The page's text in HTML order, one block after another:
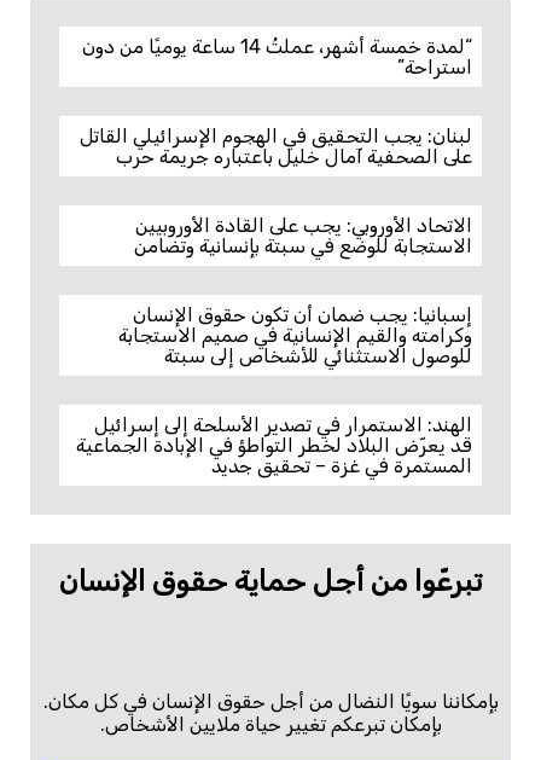
“لمدة خمسة أشهر، عملتُ 14 ساعة يوميًا من دون
استراحة”
لبنان: يجب التحقيق في الهجوم الإسرائيلي القاتل
على الصحفية آمال خليل باعتباره جريمة حرب
الاتحاد الأوروبي: يجب على القادة الأوروبيين
الاستجابة للوضع في سبتة بإنسانية وتضامن
إسبانيا: يجب ضمان أن تكون حقوق الإنسان
وكرامته والقيم الإنسانية في صميم الاستجابة
للوصول الاستثنائي للأشخاص إلى سبتة
الهند: الاستمرار في تصدير الأسلحة إلى إسرائيل
قد يعرّض البلاد لخطر التواطؤ في الإبادة الجماعية
المستمرة في غزة – تحقيق جديد
تبرعّوا من أجل حماية حقوق الإنسان
بإمكاننا سويًا النضال من أجل حقوق الإنسان في كل مكان.
بإمكان تبرعكم تغيير حياة ملايين الأشخاص.